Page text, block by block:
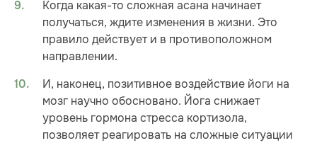
Когда какая-то сложная асана начинает
получаться, ждите изменения в жизни. Это
правило действует и в противоположном
направлении.
И, наконец, позитивное воздействие йоги на
мозг научно обосновано. Йога снижает
уровень гормона стресса кортизола,
позволяет реагировать на сложные ситуации